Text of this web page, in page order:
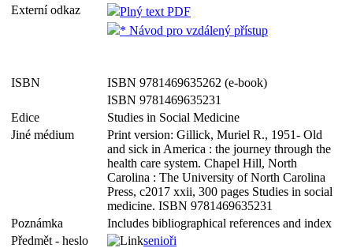
Externí odkaz
Plný text PDF
* Návod pro vzdálený přístup
ISBN
ISBN 9781469635262 (e-book)
ISBN 9781469635231
Edice
Studies in Social Medicine
Jiné médium
Print version: Gillick, Muriel R., 1951- Old
and sick in America : the journey through the
health care system. Chapel Hill, North
Carolina : The University of North Carolina
Press, c2017 xxii, 300 pages Studies in social
medicine. ISBN 9781469635231
Poznámka
Includes bibliographical references and index
Předmět - heslo
senioři